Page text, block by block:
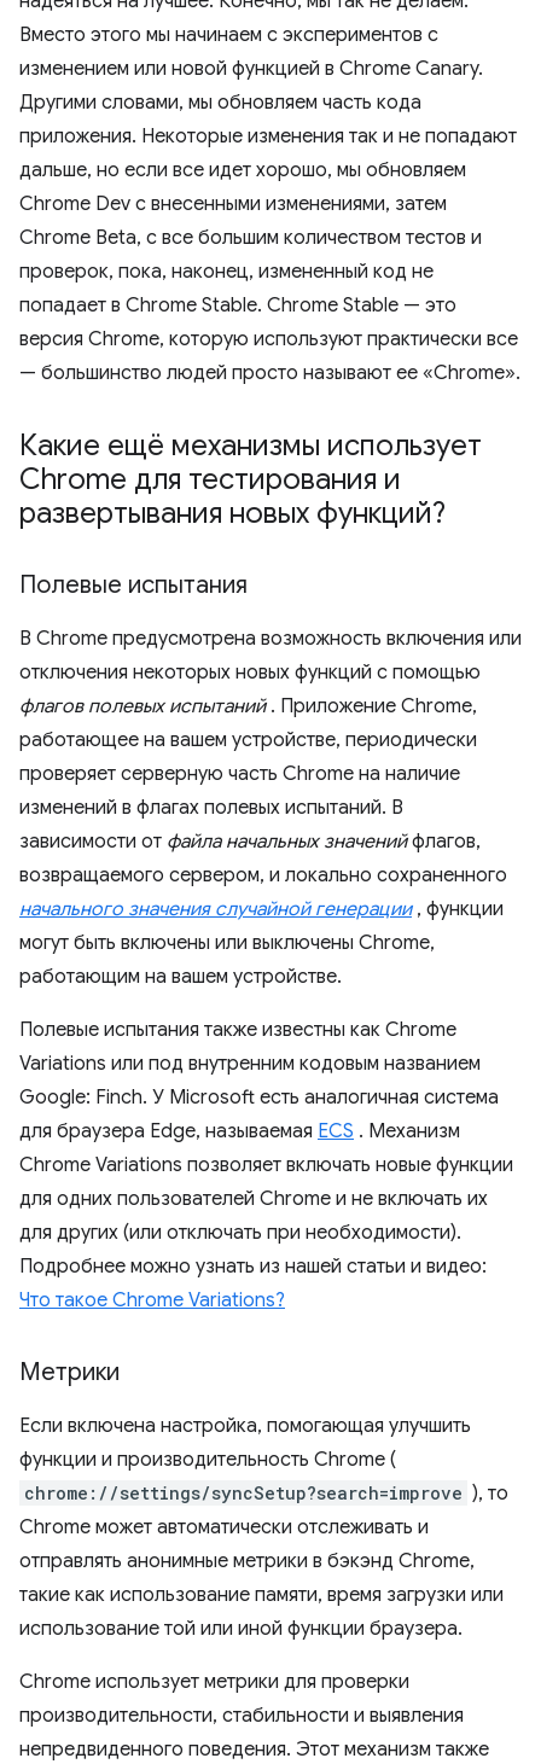
Вместо этого мы начинаем с экспериментов с
изменением или новой функцией в Chrome Canary.
Другими словами, мы обновляем часть кода
приложения. Некоторые изменения так и не попадают
дальше, но если все идет хорошо, мы обновляем
Chrome Dev с внесенными изменениями, затем
Chrome Beta, с все большим количеством тестов и
проверок, пока, наконец, измененный код не
попадает в Chrome Stable. Chrome Stable — это
версия Chrome, которую используют практически все
— большинство людей просто называют ее «Chrome».
Какие ещё механизмы использует
Chrome для тестирования и
развертывания новых функций?
Полевые испытания
В Chrome предусмотрена возможность включения или
отключения некоторых новых функций с помощью
флагов полевых испытаний. Приложение Chrome,
работающее на вашем устройстве, периодически
проверяет серверную часть Chrome на наличие
изменений в флагах полевых испытаний. В
зависимости от файла начальных значенийфлагов,
возвращаемого сервером, и локально сохраненного
начального значения случайной генерации, функции
могут быть включены или выключены Chrome,
работающим на вашем устройстве.
Полевые испытания также известны как Chrome
Variations или под внутренним кодовым названием
Google: Finch. У Microsoft есть аналогичная система
для браузера Edge, называемая ECS . Механизм
Chrome Variations позволяет включать новые функции
для одних пользователей Chrome и не включать их
для других (или отключать при необходимости).
Подробнее можно узнать из нашей статьи и видео:
Что такое Chrome Variations?
Метрики
Если включена настройка, помогающая улучшить
функции и производительность Chrome (
chrome://settings/syncSetup?search=improve ), то
Chrome может автоматически отслеживать и
отправлять анонимные метрики в бэкэнд Chrome,
такие как использование памяти, время загрузки или
использование той или иной функции браузера.
Chrome использует метрики для проверки
производительности, стабильности и выявления
непредвиденного поведения. Этот механизм также